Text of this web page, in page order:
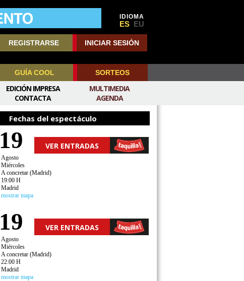
IDIOMA
ES EU
REGISTRARSE INICIAR SESIÓN
GUÍA COOL SORTEOS
MULTIMEDIA
AGENDA
EDICIÓN IMPRESA
CONTACTA
Fechas del espectáculo
19 VER ENTRADAS
Agosto
Miércoles
A concretar (Madrid)
19:00 H
Madrid
mostrar mapa
19 VER ENTRADAS
Agosto
Miércoles
A concretar (Madrid)
22:00 H
Madrid
mostrar mapa